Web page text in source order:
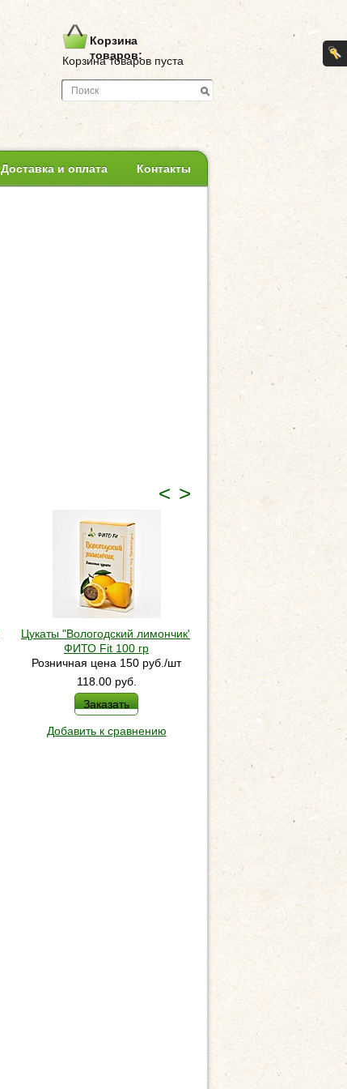
Корзина
товаров:
Корзина товаров пуста
Доставка и оплата Контакты
< >
Цукаты "Вологодский лимончик"
ФИТО Fit 100 гр
Розничная цена 150 руб./шт
118.00 руб.
Заказать
Добавить к сравнению
Цукаты "Вологодская
ФИТО Fit 100 гр
118.00
Добавить к